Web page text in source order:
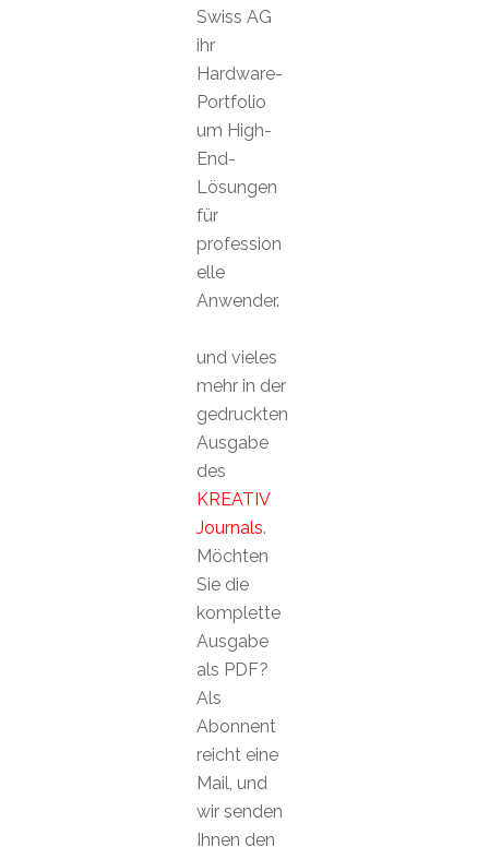
Swiss AG
ihr
Hardware-
Portfolio
um High-
End-
Lösungen
für
profession
elle
Anwender.
und vieles
mehr in der
gedruckten
Ausgabe
des
KREATIV
Journals.
Möchten
Sie die
komplette
Ausgabe
als PDF?
Als
Abonnent
reicht eine
Mail, und
wir senden
Ihnen den